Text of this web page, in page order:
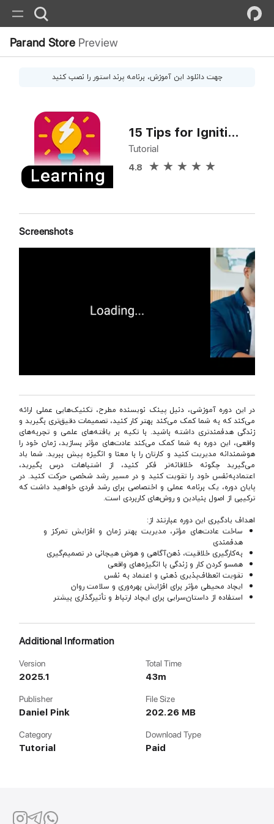
Parand Store Preview
جهت دانلود این آموزش، برنامه پرند استور را نصب کنید
15 Tips for Igniting Your Potential
Tutorial
4.8
Screenshots
در این دوره آموزشی، دنیل پینک نویسنده مطرح، تکنیک‌هایی عملی ارائه
می‌کند که به شما کمک می‌کند بهتر کار کنید، تصمیمات دقیق‌تری بگیرید و
زندگی هدفمندتری داشته باشید. با تکیه بر یافته‌های علمی و تجربه‌های
واقعی، این دوره به شما کمک می‌کند عادت‌های مؤثر بسازید، زمان خود را
هوشمندانه مدیریت کنید و کارتان را با معنا و انگیزه پیش ببرید. شما یاد
می‌گیرید چگونه خلاقانه‌تر فکر کنید، از اشتباهات درس بگیرید،
اعتمادبه‌نفس خود را تقویت کنید و در مسیر رشد شخصی حرکت کنید. در
پایان دوره، یک برنامه عملی و اختصاصی برای رشد فردی خواهید داشت که
ترکیبی از اصول بنیادین و روش‌های کاربردی است.
اهداف یادگیری این دوره عبارتند از:
ساخت عادت‌های مؤثر، مدیریت بهتر زمان و افزایش تمرکز و
هدفمندی
به‌کارگیری خلاقیت، ذهن‌آگاهی و هوش هیجانی در تصمیم‌گیری
همسو کردن کار و زندگی با انگیزه‌های واقعی
تقویت انعطاف‌پذیری ذهنی و اعتماد به نفس
ایجاد محیطی مؤثر برای افزایش بهره‌وری و سلامت روان
استفاده از داستان‌سرایی برای ایجاد ارتباط و تأثیرگذاری بیشتر
Additional Information
Version
2025.1
Total Time
43m
Publisher
Daniel Pink
File Size
202.26 MB
Category
Tutorial
Download Type
Paid